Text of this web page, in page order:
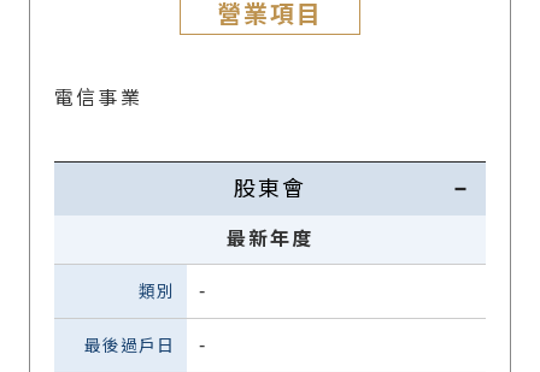
營業項目
電信事業
股東會
最新年度
-
-